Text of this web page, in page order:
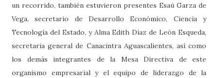
un recorrido, también estuvieron presentes Esaú Garza de
Vega, secretario de Desarrollo Económico, Ciencia y
Tecnología del Estado, y Alma Edith Díaz de León Esqueda,
secretaria general de Canacintra Aguascalientes, así como
los demás integrantes de la Mesa Directiva de este
organismo empresarial y el equipo de liderazgo de la